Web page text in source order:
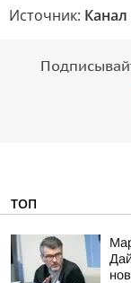
Источник:
ТОП